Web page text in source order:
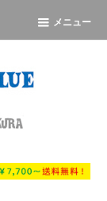
メニュー